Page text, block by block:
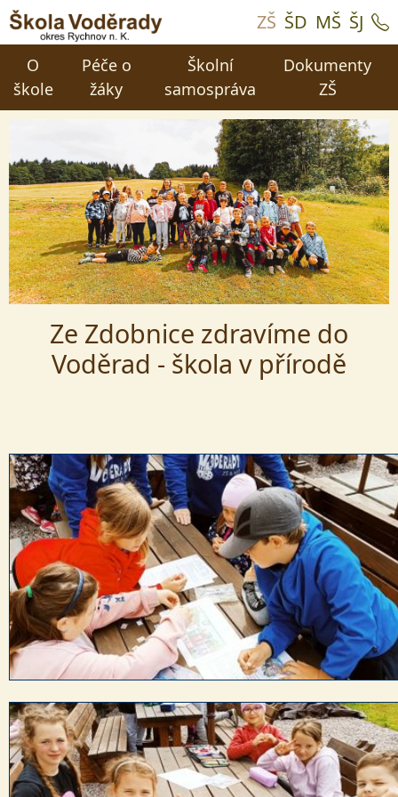
ZŠ ŠD MŠ ŠJ
O
škole
Péče o
žáky
Školní
samospráva
Dokumenty
ZŠ
Ze Zdobnice zdravíme do
Voděrad - škola v přírodě